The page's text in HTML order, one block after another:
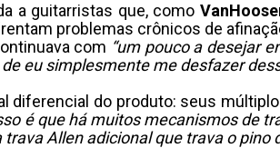
a guitarristas que, como
problemas crônicos de
com “um pouco a desejar
eu simplesmente me desfazer
diferencial do produto: seus
é que há muitos mecanismos de
Allen adicional que trava o pino